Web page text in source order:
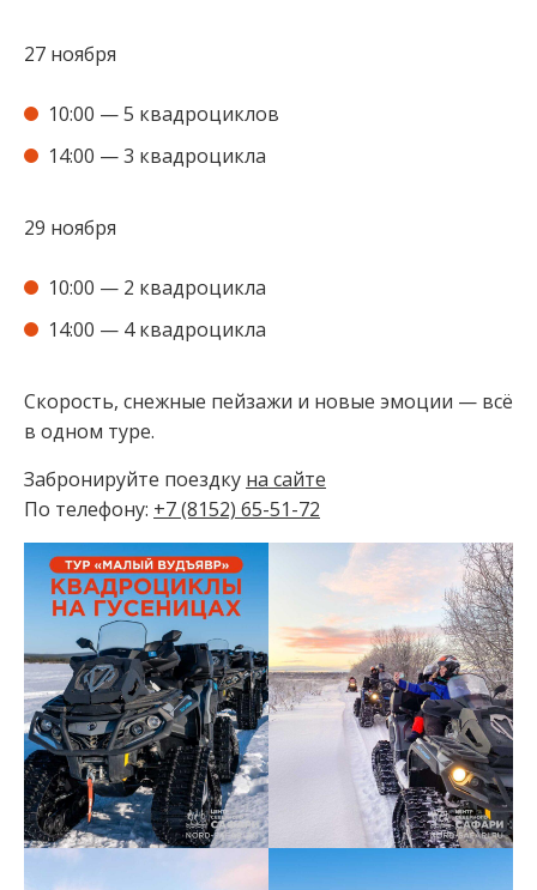
27 ноября
10:00 — 5 квадроциклов
14:00 — 3 квадроцикла
29 ноября
10:00 — 2 квадроцикла
14:00 — 4 квадроцикла
Скорость, снежные пейзажи и новые эмоции — всё
в одном туре.
Забронируйте поездку на сайте
По телефону: +7 (8152) 65-51-72